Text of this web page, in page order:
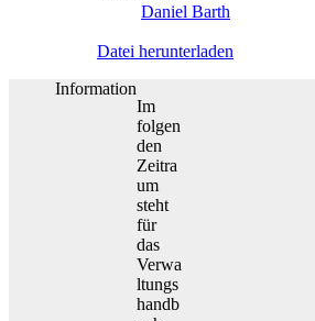
Daniel Barth
Datei herunterladen
Information
Im
folgen
den
Zeitra
um
steht
für
das
Verwa
ltungs
handb